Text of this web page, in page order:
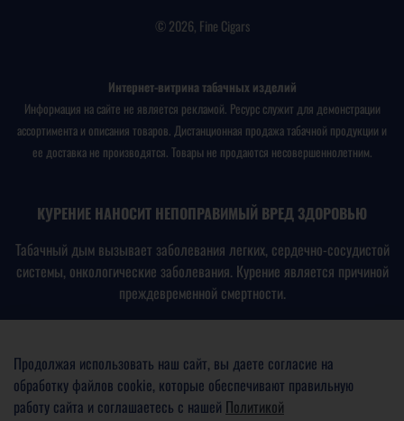
© 2026, Fine Cigars
Интернет-витрина табачных изделий
Информация на сайте не является рекламой. Ресурс служит для демонстрации
ассортимента и описания товаров. Дистанционная продажа табачной продукции и
ее доставка не производятся. Товары не продаются несовершеннолетним.
КУРЕНИЕ НАНОСИТ НЕПОПРАВИМЫЙ ВРЕД ЗДОРОВЬЮ
Табачный дым вызывает заболевания легких, сердечно-сосудистой
системы, онкологические заболевания. Курение является причиной
преждевременной смертности.
окружающего табачного дыма, последствий потребления табака
или потребления никотинсодержащей продукции»
Продолжая использовать наш сайт, вы даете согласие на
обработку файлов cookie, которые обеспечивают правильную
работу сайта и соглашаетесь с нашей Политикой